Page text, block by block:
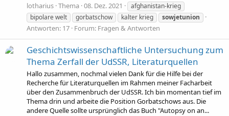
lotharius Thema 08. Dez. 2021
afghanistan-krieg
bipolare welt
gorbatschow kalter krieg sowjetunion
Antworten: 17 Forum: Fragen & Antworten
Geschichtswissenschaftliche Untersuchung zum
Thema Zerfall der UdSSR, Literaturquellen
Hallo zusammen, nochmal vielen Dank für die Hilfe bei der
Recherche für Literaturquellen im Rahmen meiner Facharbeit
über den Zusammenbruch der UdSSR. Ich bin momentan tief im
Thema drin und arbeite die Position Gorbatschows aus. Die
andere Quelle sollte ursprünglich das Buch "Autopsy on an...